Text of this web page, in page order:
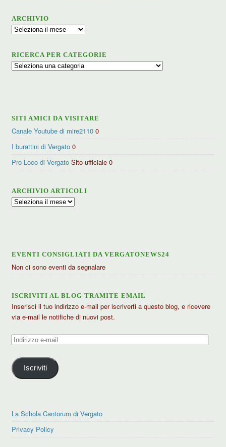
ARCHIVIO
Archivio
RICERCA PER CATEGORIE
Ricerca
SITI AMICI DA VISITARE
Canale Youtube di mire2110 0
I burattini di Vergato 0
Pro Loco di Vergato Sito ufficiale 0
ARCHIVIO ARTICOLI
Archivio
EVENTI CONSIGLIATI DA VERGATONEWS24
Non ci sono eventi da segnalare
ISCRIVITI AL BLOG TRAMITE EMAIL
Inserisci il tuo indirizzo e-mail per iscriverti a questo blog, e ricevere
via e-mail le notifiche di nuovi post.
Indirizzo
mail
Iscriviti
La Schola Cantorum di Vergato
Privacy Policy